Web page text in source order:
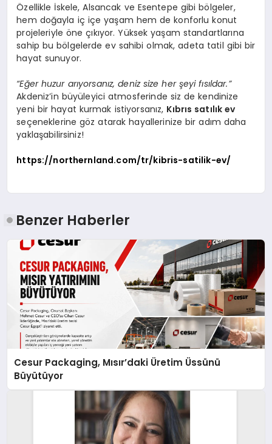
Özellikle İskele, Alsancak ve Esentepe gibi bölgeler,
hem doğayla iç içe yaşam hem de konforlu konut
projeleriyle öne çıkıyor. Yüksek yaşam standartlarına
sahip bu bölgelerde ev sahibi olmak, adeta tatil gibi bir
hayat sunuyor.
“Eğer huzur arıyorsanız, deniz size her şeyi fısıldar.”
Akdeniz’in büyüleyici atmosferinde siz de kendinize
yeni bir hayat kurmak istiyorsanız, Kıbrıs satılık ev
seçeneklerine göz atarak hayallerinize bir adım daha
yaklaşabilirsiniz!
https://northernland.com/tr/kibris-satilik-ev/
Benzer Haberler
Cesur Packaging, Mısır’daki Üretim Üssünü
Büyütüyor